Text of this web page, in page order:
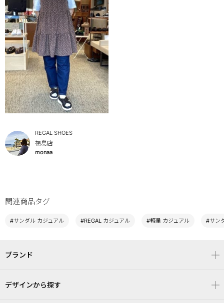
REGAL SHOES
福島店
monaa
関連商品タグ
#サンダル カジュアル #REGAL カジュアル #軽量 カジュアル #サン
ブランド
デザインから探す